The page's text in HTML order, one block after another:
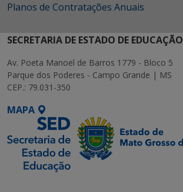
Planos de Contratações Anuais
SECRETARIA DE ESTADO DE EDUCAÇÃO
Av. Poeta Manoel de Barros 1779 - Bloco 5
Parque dos Poderes - Campo Grande | MS
CEP.: 79.031-350
MAPA